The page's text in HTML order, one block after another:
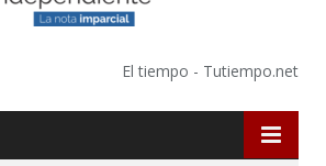
El tiempo - Tutiempo.net